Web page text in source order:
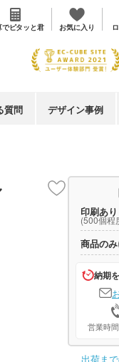
でピタッと君 お気に入り
質問 デザイン事例
印刷あり
(500個程
商品のみ
納期
営業時
出荷ま